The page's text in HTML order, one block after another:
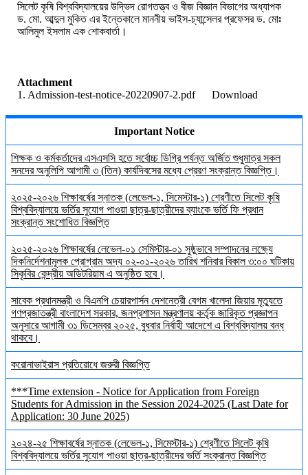
সিলেট কৃষি বিশ্ববিদ্যালয়ের উদ্ভিদ রোগতত্ত্ব ও বীজ বিজ্ঞান বিভাগের অধ্যাপক
ড. মো. আব্দুল মুকিত এর ইন্তেকালে মাননীয় ভাইস-চ্যান্সেলর প্রফেসর ড. মোঃ
আলিমুল ইসলাম এক শোকবার্তা।
Attachment
1. Admission-test-notice-20220907-2.pdf
Download
Important Notice
শিক্ষক ও কর্মকর্তাদের এসএসসি হতে সর্বোচ্চ ডিগ্রি পর্যন্ত অর্জিত শুধুমাত্র সকল
সনদের অনুলিপি আগামী ৩ (তিন) কার্যদিবসের মধ্যে প্রেরণ সংক্রান্ত বিজ্ঞপ্তি।
২০২৫-২০২৬ শিক্ষাবর্ষের স্নাতক (লেভেল-১, সিমেস্টার-১) শ্রেণীতে সিলেট কৃষি
বিশ্ববিদ্যালয়ে ভর্তির সুযোগ পাওয়া ছাত্র-ছাত্রীদের ব্যাংকে ভর্তি ফি প্রধান
সংক্রান্ত সংশোধিত বিজ্ঞপ্তি
২০২৫-২০২৬ শিক্ষাবর্ষের লেভেল-০১ সেমিস্টার-০১ সুষ্ঠুভাবে সম্পাদনের লক্ষ্যে
দিকনির্দেশনামূলক প্রোগ্রাম অদ্য ০২-০১-২০২৬ তারিখ শনিবার বিকাল ৩:০০ ঘটিকায়
সিকৃবির কেন্দ্রীয় অডিটরিয়াম এ অনুষ্ঠিত হবে।
সাবেক প্রধানমন্ত্রী ও বিএনপি চেয়ারপার্সন দেশনেত্রী বেগম খালেদা জিয়ার মৃত্যুতে
গণপ্রজাতন্ত্রী বাংলাদেশ সরকার, জনপ্রশাসন মন্ত্রণালয় কর্তৃক জারিকৃত প্রজ্ঞাপন
অনুসারে আগামী ৩১ ডিসেম্বর ২০২৫, বুধবার নির্বাহী আদেশে এ বিশ্ববিদ্যালয় বন্ধ
থাকবে।
করোনাভাইরাস প্রতিরোধে জরুরী বিজ্ঞপ্তি
***Time extension - Notice for Application from Foreign
Students for Admission in the Session 2024-2025 (Last Date for
Application: 30 June 2025)
২০২৪-২৫ শিক্ষাবর্ষের স্নাতক (লেভেল-১, সিমেস্টার-১) শ্রেণীতে সিলেট কৃষি
বিশ্ববিদ্যালয়ে ভর্তির সুযোগ পাওয়া ছাত্র-ছাত্রীদের ভর্তি সংক্রান্ত বিজ্ঞপ্তি